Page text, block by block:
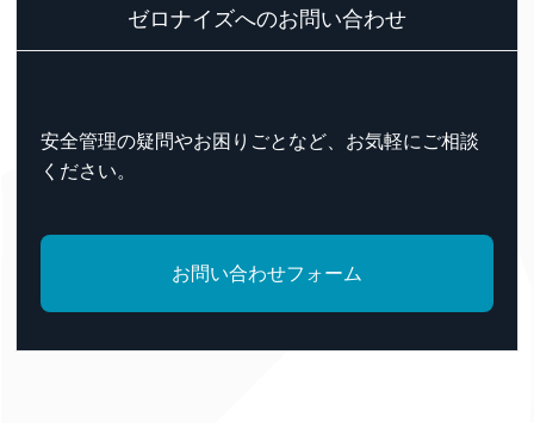
ゼロナイズへのお問い合わせ
安全管理の疑問やお困りごとなど、お気軽にご相談
ください。
お問い合わせフォーム